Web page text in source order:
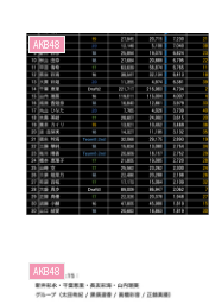
AKB48
AKB48